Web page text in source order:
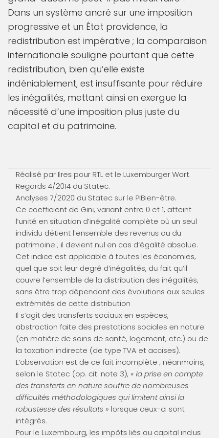
Dans un système ancré sur une imposition
progressive et un État providence, la
redistribution est impérative ; la comparaison
internationale souligne pourtant que cette
redistribution, bien qu’elle existe
indéniablement, est insuffisante pour réduire
les inégalités, mettant ainsi en exergue la
nécessité d’une imposition plus juste du
capital et du patrimoine.
Réalisé par Ilres pour RTL et le Luxemburger Wort.
Regards 4/2014 du Statec.
Analyses 7/2020 du Statec sur le PIBien-être.
Ce coefficient de Gini, variant entre 0 et 1, atteint
l’unité en situation d’inégalité complète où un seul
individu détient l’ensemble des revenus ou du
patrimoine ; il devient nul en cas d’égalité absolue.
Cet indice est applicable à toutes les économies,
quel que soit leur degré d’inégalités, du fait qu’il
couvre l’ensemble de la distribution des inégalités,
sans être trop dépendant des évolutions aux seules
extrémités de cette distribution
Il s’agit des transferts sociaux en espèces,
abstraction faite des prestations sociales en nature
(en matière de soins de santé, logement, etc.) ou de
la taxation indirecte (de type TVA et accises).
L’observation est de ce fait incomplète ; néanmoins,
selon le Statec (op. cit. note 3), « la prise en compte
des transferts en nature souffre de nombreuses
difficultés méthodologiques qui limitent ainsi la
robustesse des résultats » lorsque ceux-ci sont
intégrés.
Pour le Luxembourg, les impôts liés au capital inclus